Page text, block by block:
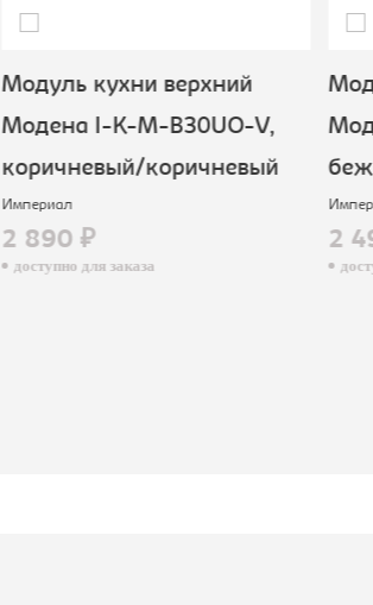
Модуль кухни верхний
Модена I-K-M-B30UO-V,
коричневый/коричневый
Империал
2 890 ₽
доступно для заказа
2